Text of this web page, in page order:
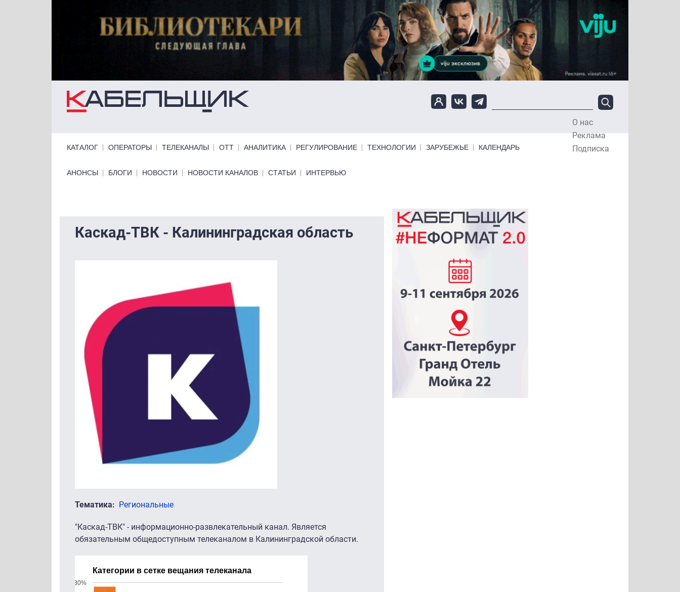
О нас
Реклама
Подписка
КАТАЛОГ ОПЕРАТОРЫ ТЕЛЕКАНАЛЫ ОТТ АНАЛИТИКА РЕГУЛИРОВАНИЕ ТЕХНОЛОГИИ ЗАРУБЕЖЬЕ КАЛЕНДАРЬ
Primary links bottom
АНОНСЫ БЛОГИ НОВОСТИ НОВОСТИ КАНАЛОВ СТАТЬИ ИНТЕРВЬЮ
Каскад-ТВК - Калининградская область
Тематика Региональные
"Каскад-ТВК" - информационно-развлекательный канал. Является
обязательным общедоступным телеканалом в Калининградской области.
Категории в сетке вещания телеканала
30%